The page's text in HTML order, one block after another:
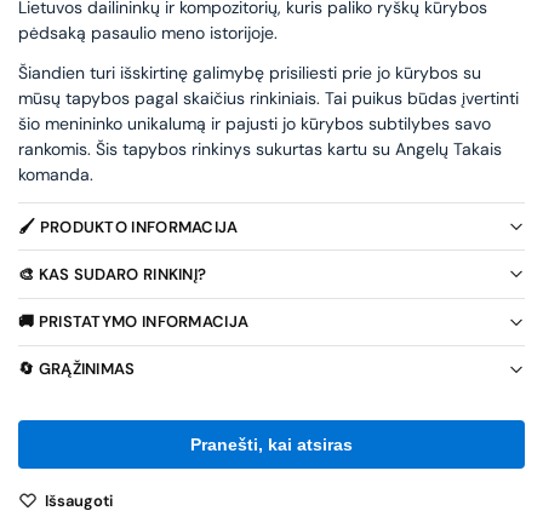
Lietuvos dailininkų ir kompozitorių, kuris paliko ryškų kūrybos
pėdsaką pasaulio meno istorijoje.
Šiandien turi išskirtinę galimybę prisiliesti prie jo kūrybos su
mūsų tapybos pagal skaičius rinkiniais. Tai puikus būdas įvertinti
šio menininko unikalumą ir pajusti jo kūrybos subtilybes savo
rankomis. Šis tapybos rinkinys sukurtas kartu su Angelų Takais
komanda.
🖌️ PRODUKTO INFORMACIJA
🎨 KAS SUDARO RINKINĮ?
🚚 PRISTATYMO INFORMACIJA
🔄 GRĄŽINIMAS
Išsaugoti